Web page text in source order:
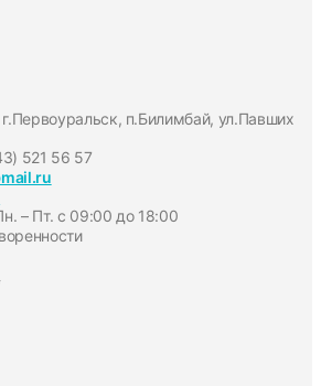
г.Первоуральск, п.Билимбай, ул.Павших
521 56 57
– Пт. с 09:00 до 18:00